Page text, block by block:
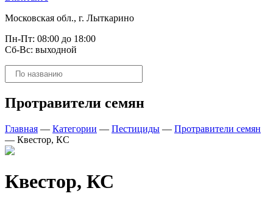
Московская обл., г. Лыткарино
Пн-Пт: 08:00 до 18:00
Сб-Вс: выходной
Поиск
товаров
Протравители семян
Главная — Категории — Пестициды — Протравители семян
— Квестор, КС
Квестор, КС